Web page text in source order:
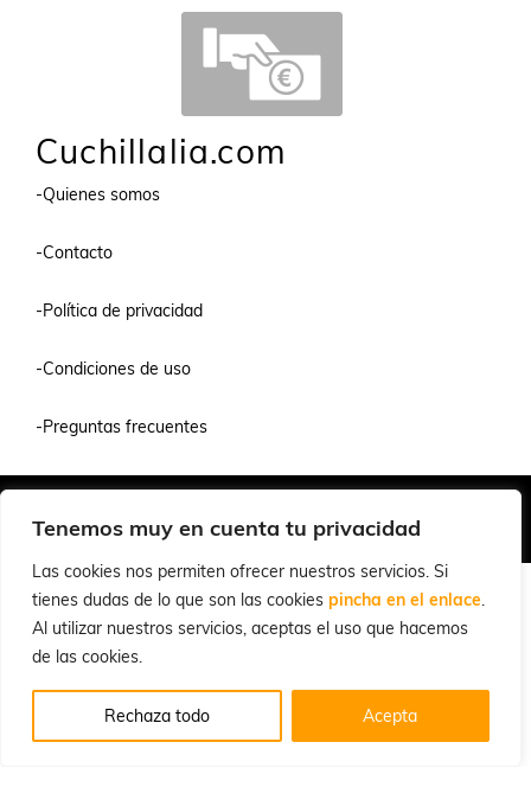
Tenemos muy en cuenta tu privacidad
Las cookies nos permiten ofrecer nuestros servicios. Si
tienes dudas de lo que son las cookies pincha en el enlace.
Al utilizar nuestros servicios, aceptas el uso que hacemos
de las cookies.
Rechaza todo Acepta
Cuchillalia.com
-Quienes somos
-Contacto
-Política de privacidad
-Condiciones de uso
-Preguntas frecuentes
© 2026 Cuchillalia.com